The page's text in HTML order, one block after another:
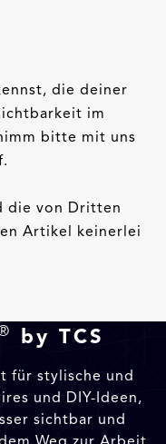
die deiner
im
bitte mit uns
die von Dritten
Artikel keinerlei
by TCS
für stylische und
und DIY-Ideen,
sichtbar und